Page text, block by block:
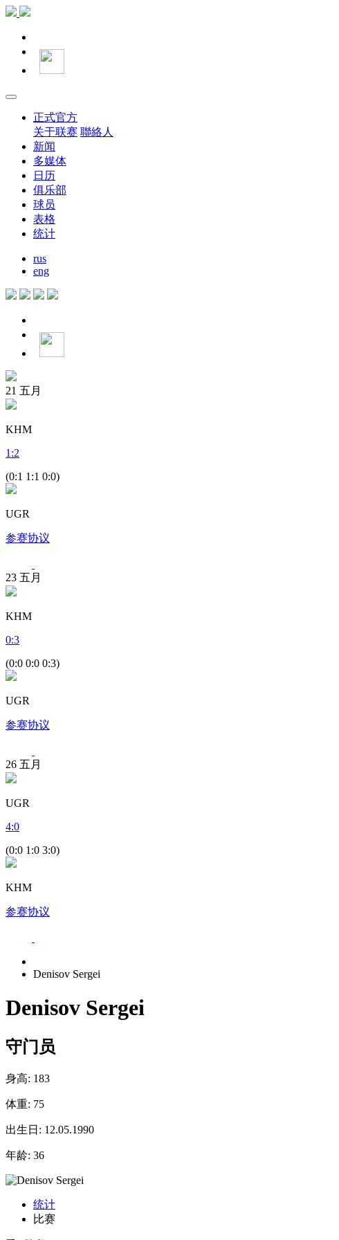
正式官方
关于联赛 聯絡人
新闻
多媒体
日历
俱乐部
球员
表格
统计
rus
eng
21 五月
KHM
1 :2
(0:1 1:1 0:0)
UGR
参赛协议
23 五月
KHM
0:3
(0:0 0:0 0:3)
UGR
参赛协议
26 五月
UGR
4:0
(0:0 1:0 3:0)
KHM
参赛协议
Denisov Sergei
Denisov Sergei
守门员
身高: 183
体重: 75
出生日: 12.05.1990
年龄: 36
统计
比赛